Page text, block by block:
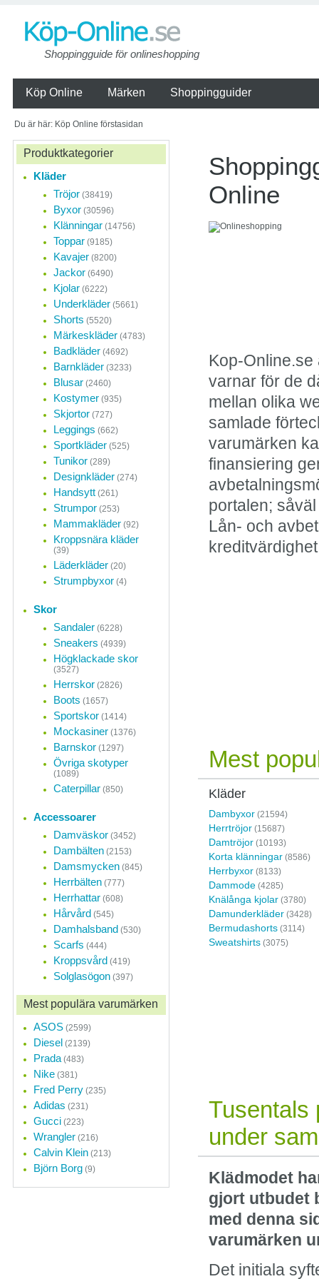
Shoppingguide för onlineshopping
Köp Online Märken Shoppingguider
Du är här: Köp Online förstasidan
Online
Kop-
varnar för de
mellan olika
samlade
varumärken
finansiering
portalen;
Lån- och
Mest
Kläder
Dambyxor (21594)
Herrtröjor (15687)
Damtröjor (10193)
Korta klänningar (8586)
Herrbyxor (8133)
Dammode (4285)
Knälånga kjolar (3780)
Damunderkläder (3428)
Bermudashorts (3114)
Sweatshirts (3075)
Tusentals
under
Klädmodet
gjort utbudet
med denna
varumärken
Det initiala
Produktkategorier
Kläder
Tröjor (38419)
Byxor (30596)
Klänningar (14756)
Toppar (9185)
Kavajer (8200)
Jackor (6490)
Kjolar (6222)
Underkläder (5661)
Shorts (5520)
Märkeskläder (4783)
Badkläder (4692)
Barnkläder (3233)
Blusar (2460)
Kostymer (935)
Skjortor (727)
Leggings (662)
Sportkläder (525)
Tunikor (289)
Designkläder (274)
Handsytt (261)
Strumpor (253)
Mammakläder (92)
Kroppsnära kläder
(39)
Läderkläder (20)
Strumpbyxor (4)
Skor
Sandaler (6228)
Sneakers (4939)
Högklackade skor
(3527)
Herrskor (2826)
Boots (1657)
Sportskor (1414)
Mockasiner (1376)
Barnskor (1297)
Övriga skotyper
(1089)
Caterpillar (850)
Accessoarer
Damväskor (3452)
Dambälten (2153)
Damsmycken (845)
Herrbälten (777)
Herrhattar (608)
Hårvård (545)
Damhalsband (530)
Scarfs (444)
Kroppsvård (419)
Solglasögon (397)
Mest populära varumärken
ASOS (2599)
Diesel (2139)
Prada (483)
Nike (381)
Fred Perry (235)
Adidas (231)
Gucci (223)
Wrangler (216)
Calvin Klein (213)
Björn Borg (9)